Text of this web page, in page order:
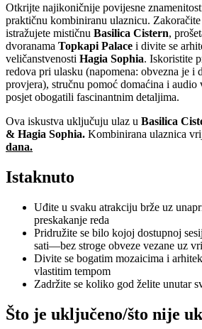
Otkrijte najikoničnije povijesne
praktičnu kombiniranu ulaznicu.
istražujete mističnu Basilica Cistern,
dvoranama Topkapi Palace i divite se
veličanstvenosti Hagia Sophia. Iskoristite
redova pri ulasku (napomena: obvezna je i
provjera), stručnu pomoć domaćina i audio
posjet obogatili fascinantnim detaljima.
Ova iskustva uključuju ulaz u Basilica
& Hagia Sophia. Kombinirana ulaznica
dana.
Istaknuto
Uđite u svaku atrakciju brže uz
preskakanje reda
Pridružite se bilo kojoj dostupnoj
sati—bez stroge obveze vezane uz
Divite se bogatim mozaicima i
vlastitim tempom
Zadržite se koliko god želite unutar
Što je uključeno/što nije